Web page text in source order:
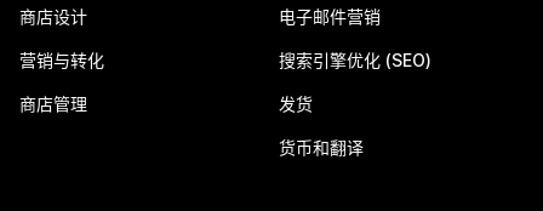
商店设计
营销与转化
商店管理
电子邮件营销
搜索引擎优化 (SEO)
发货
货币和翻译